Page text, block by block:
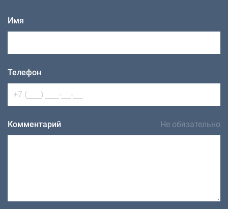
Имя
Телефон
Комментарий Не обязательно